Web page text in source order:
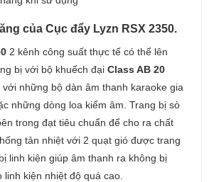
của Cục đẩy Lyzn RSX 2350.
2 kênh công suất thực tế có thể lên
bị với bộ khuếch đại Class AB 20
những bộ dàn âm thanh karaoke gia
những dòng loa kiểm âm. Trang bị sò
trong đạt tiêu chuẩn để cho ra chất
tản nhiệt với 2 quạt gió được trang
linh kiện giúp âm thanh ra không bị
linh kiện nhiệt độ quá cao.